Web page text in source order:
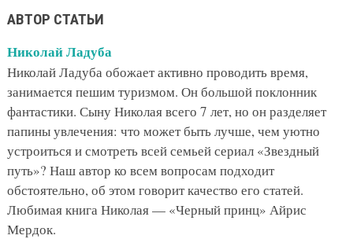
АВТОР СТАТЬИ
Николай Ладуба
Николай Ладуба обожает активно проводить время,
занимается пешим туризмом. Он большой поклонник
фантастики. Сыну Николая всего 7 лет, но он разделяет
папины увлечения: что может быть лучше, чем уютно
устроиться и смотреть всей семьей сериал «Звездный
путь»? Наш автор ко всем вопросам подходит
обстоятельно, об этом говорит качество его статей.
Любимая книга Николая — «Черный принц» Айрис
Мердок.